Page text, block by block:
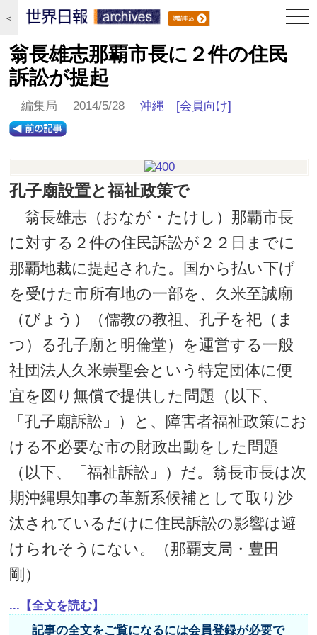
＜
翁長雄志那覇市長に２件の住民
訴訟が提起
編集局 2014/5/28沖縄 [会員向け]
孔子廟設置と福祉政策で
翁長雄志（おなが・たけし）那覇市長
に対する２件の住民訴訟が２２日までに
那覇地裁に提起された。国から払い下げ
を受けた市所有地の一部を、久米至誠廟
（びょう）（儒教の教祖、孔子を祀（ま
つ）る孔子廟と明倫堂）を運営する一般
社団法人久米崇聖会という特定団体に便
宜を図り無償で提供した問題（以下、
「孔子廟訴訟」）と、障害者福祉政策にお
ける不必要な市の財政出動をした問題
（以下、「福祉訴訟」）だ。翁長市長は次
期沖縄県知事の革新系候補として取り沙
汰されているだけに住民訴訟の影響は避
けられそうにない。（那覇支局・豊田
剛）
...【全文を読む】
記事の全文をご覧になるには会員登録が必要で